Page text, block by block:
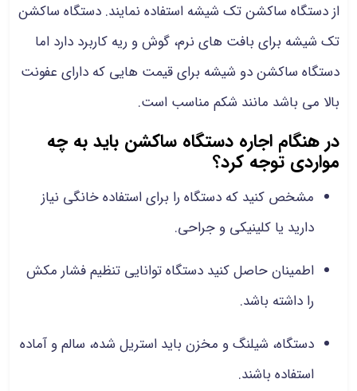
از دستگاه ساکشن تک شیشه استفاده نمایند. دستگاه ساکشن
تک شیشه برای بافت های نرم، گوش و ریه کاربرد دارد اما
دستگاه ساکشن دو شیشه برای قیمت هایی که دارای عفونت
بالا می باشد مانند شکم مناسب است.
در هنگام اجاره دستگاه ساکشن باید به چه
مواردی توجه کرد؟
مشخص کنید که دستگاه را برای استفاده خانگی نیاز
دارید یا کلینیکی و جراحی.
اطمینان حاصل کنید دستگاه توانایی تنظیم فشار مکش
را داشته باشد.
دستگاه، شیلنگ و مخزن باید استریل شده، سالم و آماده
استفاده باشند.